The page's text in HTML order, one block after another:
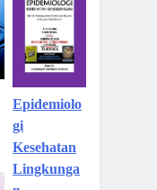
Epidemiolo
gi
Kesehatan
Lingkunga